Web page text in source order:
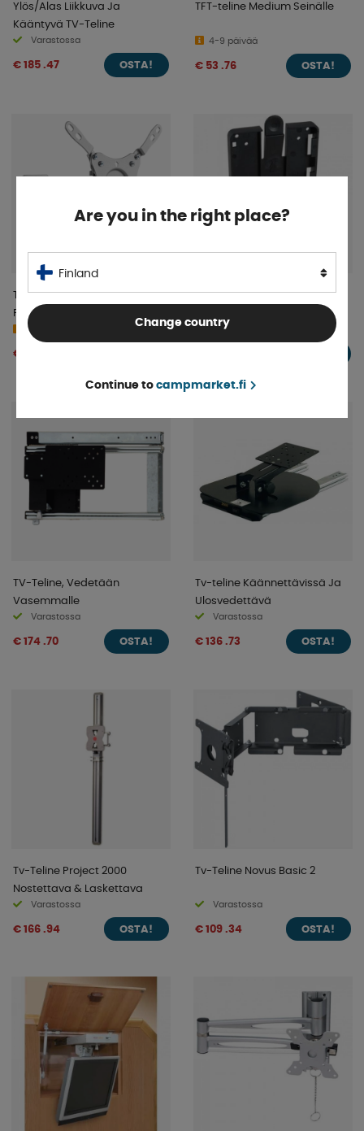
Ylös/Alas Liikkuva Ja
Kääntyvä TV-Teline
Varastossa
€ 185 .47 OSTA!
TFT-teline Medium Seinälle
4-9 päivää
€ 53 .76 OSTA!
TV-kiinnike Alphatronics Pro 1
Flex
4-9 päivää
€ 99 .49
Tv-Teline Quick Release
4-9 päivää
TV-Teline, Vedetään
Vasemmalle
Varastossa
€ 174 .70 OSTA!
Tv-teline Käännettävissä Ja
Ulosvedettävä
Varastossa
€ 136 .73 OSTA!
Tv-Teline Project 2000
Nostettava & Laskettava
Varastossa
€ 166 .94 OSTA!
Tv-Teline Novus Basic 2
Varastossa
€ 109 .34 OSTA!
Are you in the right place?
Finland
Change country
Continue to campmarket.fi